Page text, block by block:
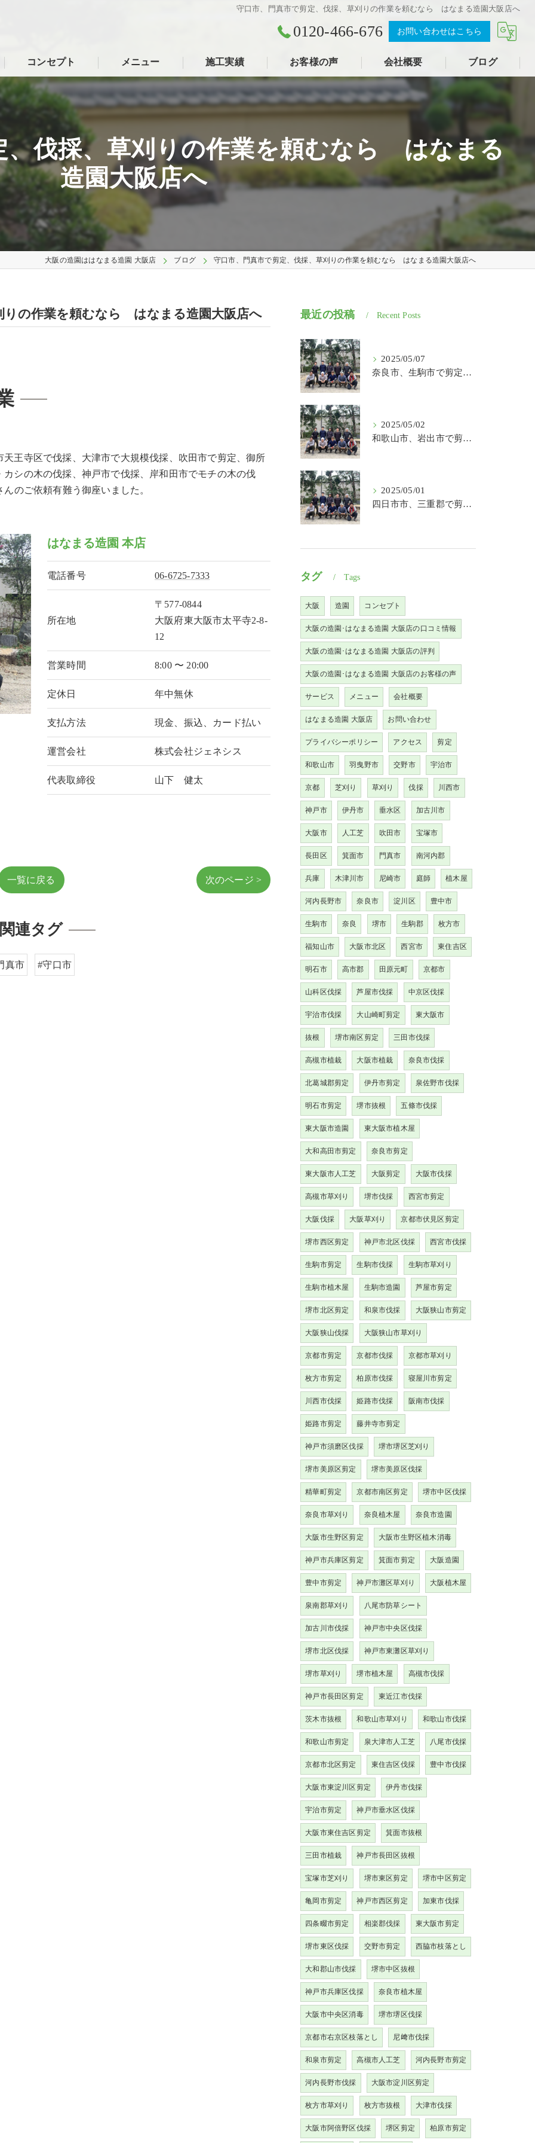
守口市、門真市で剪定、伐採、草刈りの作業を頼むなら はなまる造園大阪店へ
0120-466-676 お問い合わせはこちら
コンセプト メニュー 施工実績 お客様の声 会社概要 ブログ
、伐採、草刈りの作業を頼むなら はなまる
造園大阪店へ
大阪の造園ははなまる造園 大阪店 ブログ 守口市、門真市で剪定、伐採、草刈りの作業を頼むなら はなまる造園大阪店へ
りの作業を頼むなら はなまる造園大阪店へ
王寺区で伐採、大津市で大規模伐採、吹田市で剪定、御所
シの木の伐採、神戸市で伐採、岸和田市でモチの木の伐
のご依頼有難う御座いました。
はなまる造園 本店
電話番号 06-6725-7333
所在地
〒577-0844
大阪府東大阪市太平寺2-8-
12
営業時間 8:00 〜 20:00
定休日 年中無休
支払方法 現金、振込、カード払い
運営会社 株式会社ジェネシス
代表取締役 山下 健太
一覧に戻る 次のページ >
関連タグ
真市 #守口市
最近の投稿 Recent Posts
2025/05/07
奈良市、生駒市で剪定、伐採、草刈りの作業を頼むなら はなまる造園
2025/05/02
和歌山市、岩出市で剪定、伐採、草刈りの作業を頼むなら はなまる造園
2025/05/01
四日市市、三重郡で剪定、伐採、草刈りの作業を頼むなら はなまる造園
タグ Tags
大阪 造園 コンセプト
大阪の造園･はなまる造園 大阪店の口コミ情報
大阪の造園･はなまる造園 大阪店の評判
大阪の造園･はなまる造園 大阪店のお客様の声
サービス メニュー 会社概要
はなまる造園 大阪店 お問い合わせ
プライバシーポリシー アクセス 剪定
和歌山市 羽曳野市 交野市 宇治市
京都 芝刈り 草刈り 伐採 川西市
神戸市 伊丹市 垂水区 加古川市
大阪市 人工芝 吹田市 宝塚市
長田区 箕面市 門真市 南河内郡
兵庫 木津川市 尼崎市 庭師 植木屋
河内長野市 奈良市 淀川区 豊中市
生駒市 奈良 堺市 生駒郡 枚方市
福知山市 大阪市北区 西宮市 東住吉区
明石市 高市郡 田原元町 京都市
山科区伐採 芦屋市伐採 中京区伐採
宇治市伐採 大山崎町剪定 東大阪市
抜根 堺市南区剪定 三田市伐採
高槻市植栽 大阪市植栽 奈良市伐採
北葛城郡剪定 伊丹市剪定 泉佐野市伐採
明石市剪定 堺市抜根 五條市伐採
東大阪市造園 東大阪市植木屋
大和高田市剪定 奈良市剪定
東大阪市人工芝 大阪剪定 大阪市伐採
高槻市草刈り 堺市伐採 西宮市剪定
大阪伐採 大阪草刈り 京都市伏見区剪定
堺市西区剪定 神戸市北区伐採 西宮市伐採
生駒市剪定 生駒市伐採 生駒市草刈り
生駒市植木屋 生駒市造園 芦屋市剪定
堺市北区剪定 和泉市伐採 大阪狭山市剪定
大阪狭山伐採 大阪狭山市草刈り
京都市剪定 京都市伐採 京都市草刈り
枚方市剪定 柏原市伐採 寝屋川市剪定
川西市伐採 姫路市伐採 阪南市伐採
姫路市剪定 藤井寺市剪定
神戸市須磨区伐採 堺市堺区芝刈り
堺市美原区剪定 堺市美原区伐採
精華町剪定 京都市南区剪定 堺市中区伐採
奈良市草刈り 奈良植木屋 奈良市造園
大阪市生野区剪定 大阪市生野区植木消毒
神戸市兵庫区剪定 箕面市剪定 大阪造園
豊中市剪定 神戸市灘区草刈り 大阪植木屋
泉南郡草刈り 八尾市防草シート
加古川市伐採 神戸市中央区伐採
堺市北区伐採 神戸市東灘区草刈り
堺市草刈り 堺市植木屋 高槻市伐採
神戸市長田区剪定 東近江市伐採
茨木市抜根 和歌山市草刈り 和歌山市伐採
和歌山市剪定 泉大津市人工芝 八尾市伐採
京都市北区剪定 東住吉区伐採 豊中市伐採
大阪市東淀川区剪定 伊丹市伐採
宇治市剪定 神戸市垂水区伐採
大阪市東住吉区剪定 箕面市抜根
三田市植栽 神戸市長田区抜根
宝塚市芝刈り 堺市東区剪定 堺市中区剪定
亀岡市剪定 神戸市西区剪定 加東市伐採
四条畷市剪定 相楽郡伐採 東大阪市剪定
堺市東区伐採 交野市剪定 西脇市枝落とし
大和郡山市伐採 堺市中区抜根
神戸市兵庫区伐採 奈良市植木屋
大阪市中央区消毒 堺市堺区伐採
京都市右京区枝落とし 尼﨑市伐採
和泉市剪定 高槻市人工芝 河内長野市剪定
河内長野市伐採 大阪市淀川区剪定
枚方市草刈り 枚方市抜根 大津市伐採
大阪市阿倍野区伐採 堺区剪定 柏原市剪定